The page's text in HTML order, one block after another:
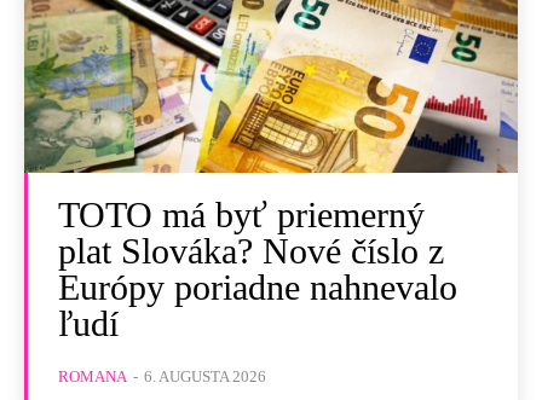
TOTO má byť priemerný
plat Slováka? Nové číslo z
Európy poriadne nahnevalo
ľudí
ROMANA - 6. AUGUSTA 2026